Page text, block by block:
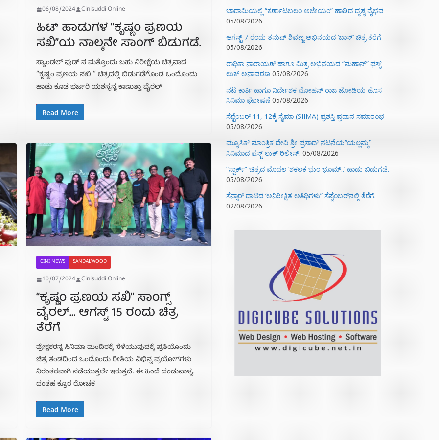
06/08/2024 Cinisuddi Online
ಹಿಟ್ ಹಾಡುಗಳ “ಕೃಷ್ಣಂ ಪ್ರಣಯ
ಸಖಿ”ಯ ನಾಲ್ಕನೇ ಸಾಂಗ್ ಬಿಡುಗಡೆ.
ಸ್ಯಾಂಡಲ್ ವುಡ್ ನ ಮತ್ತೊಂದು ಬಹು ನಿರೀಕ್ಷೆಯ ಚಿತ್ರವಾದ
“ಕೃಷ್ಣಂ ಪ್ರಣಯ ಸಖಿ ” ಚಿತ್ರದಲ್ಲಿ ಬಿಡುಗಡೆಗೊಂಡ ಒಂದೊಂದು
ಹಾಡು ಕೂಡ ಭರ್ಜರಿ ಯಶಸ್ಸನ್ನ ಕಾಣುತ್ತಾ ವೈರಲ್
Read More
CINI NEWS SANDALWOOD
10/07/2024 Cinisuddi Online
“ಕೃಷ್ಣಂ ಪ್ರಣಯ ಸಖಿ” ಸಾಂಗ್ಸ್
ವೈರಲ್… ಆಗಸ್ಟ್ 15 ರಂದು ಚಿತ್ರ
ತೆರೆಗೆ
ಪ್ರೇಕ್ಷಕರನ್ನ ಸಿನಿಮಾ ಮಂದಿರಕ್ಕೆ ಸೆಳೆಯುವುದಕ್ಕೆ ಪ್ರತಿಯೊಂದು
ಚಿತ್ರ ತಂಡದಿಂದ ಒಂದೊಂದು ರೀತಿಯ ವಿಭಿನ್ನ ಪ್ರಯೋಗಗಳು
ನಿರಂತರವಾಗಿ ನಡೆಯುತ್ತಲೇ ಇರುತ್ತದೆ. ಈ ಹಿಂದೆ ದಂಡುಪಾಳ್ಯ
ದಂತಹ ಕ್ರೂರ ರೋಚಕ
Read More
ಬಾದಾಮಿಯಲ್ಲಿ “ಕರ್ಣಾಟಬಲಂ ಅಜೇಯಂ” ಹಾಡಿದ ದೃಶ್ಯ ವೈಭವ
05/08/2026
ಆಗಸ್ಟ್ 7 ರಂದು ತನುಷ್ ಶಿವಣ್ಣ ಅಭಿನಯದ ‘ಬಾಸ್’ ಚಿತ್ರ ತೆರೆಗೆ
05/08/2026
ರಾಧಿಕಾ ನಾರಾಯಣ್ ಹಾಗೂ ಮಿತ್ರ ಅಭಿನಯದ “ಮಹಾನ್” ಫಸ್ಟ್
ಲುಕ್ ಅನಾವರಣ 05/08/2026
ನಟ ಕಾರ್ತಿ ಹಾಗೂ ನಿರ್ದೇಶಕ ಮೋಹನ್ ರಾಜ ಜೋಡಿಯ ಹೊಸ
ಸಿನಿಮಾ ಘೋಷಣೆ 05/08/2026
ಸೆಪ್ಟೆಂಬರ್ 11, 12ಕ್ಕೆ ಸೈಮಾ (SIIMA) ಪ್ರಶಸ್ತಿ ಪ್ರದಾನ ಸಮಾರಂಭ
05/08/2026
ಮ್ಯೂಸಿಕ್‌ ಮಾಂತ್ರಿಕ ದೇವಿ ಶ್ರೀ ಪ್ರಸಾದ್ ನಟನೆಯ”ಯಲ್ಲಮ್ಮ”
ಸಿನಿಮಾದ ಫಸ್ಟ್‌ ಲುಕ್‌ ರಿಲೀಸ್. 05/08/2026
“ಸ್ಪಾರ್ಕ್” ಚಿತ್ರದ ಮೊದಲ‌ ‘ಶಕಲಕ ಭುಂ‌ ಭೂಮ್..’ ಹಾಡು ಬಿಡುಗಡೆ.
05/08/2026
ಸೆನ್ಸಾರ್ ದಾಟಿದ ‘ಅನಿರೀಕ್ಷಿತ ಅತಿಥಿಗಳು” ಸೆಪ್ಟೆಂಬರ್‌ನಲ್ಲಿ ತೆರೆಗೆ.
02/08/2026